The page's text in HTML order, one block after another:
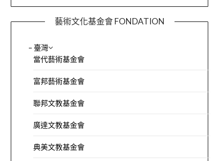
藝術文化基金會 FONDATION
– 臺灣
當代藝術基金會
富邦藝術基金會
聯邦文教基金會
廣達文教基金會
典美文教基金會